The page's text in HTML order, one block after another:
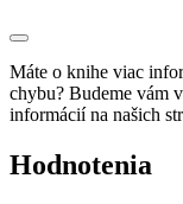
Máte o knihe viac
chybu? Budeme vám
informácií na našich
Hodnotenia